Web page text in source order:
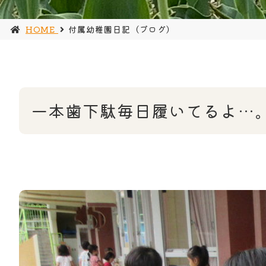
HOME 付属幼稚園日記（ブログ）
一本歯下駄毎日履いてるよ…